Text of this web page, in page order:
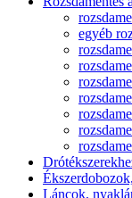
egyéb
Láncok,